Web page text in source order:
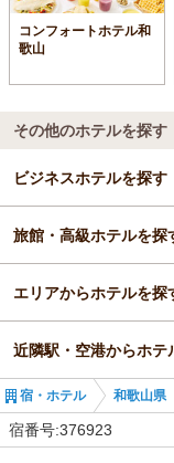
コンフォートホテル和
歌山
その他のホテルを探す
ビジネスホテルを探す
和歌山県
和歌山市・加太・和
海南駅
旅館・高級ホテルを探
和歌山県
エリアからホテルを探
和歌山県
和歌山市・加太・和
近隣駅・空港からホテ
紀三井寺駅
宿・ホテル 和歌山県
宿番号:376923